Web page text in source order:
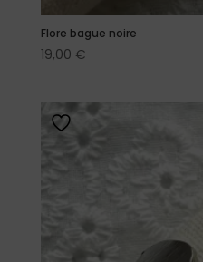
Flore bague noire
19,00 €